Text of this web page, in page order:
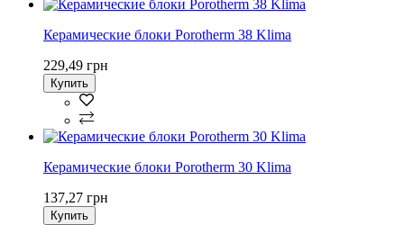
Керамические блоки Porotherm 38 Klima
229,49 грн
Купить
Керамические блоки Porotherm 30 Klima
137,27 грн
Купить